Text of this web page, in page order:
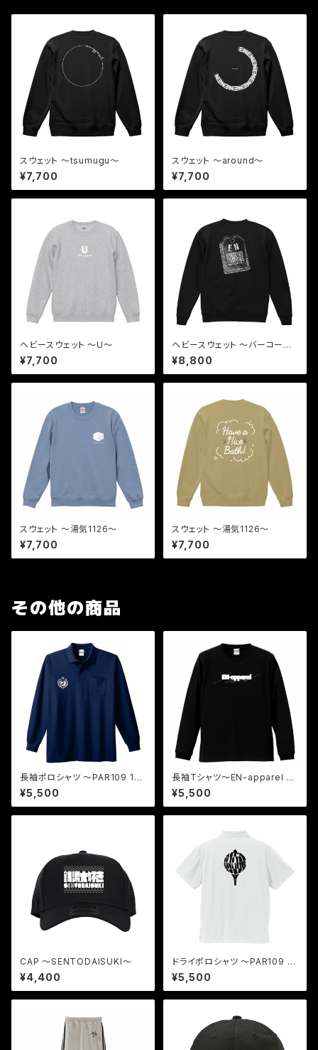
スウェット 〜tsumugu〜
¥7,700
スウェット 〜around〜
¥7,700
ヘビースウェット 〜U〜
¥7,700
ヘビースウェット 〜バーコー
ド〜
¥8,800
スウェット 〜湯気1126〜
¥7,700
スウェット 〜湯気1126〜
¥7,700
その他の商品
長袖ポロシャツ 〜PAR109 1
H〜
¥5,500
長袖Tシャツ〜EN-apparel P
OP〜
¥5,500
CAP 〜SENTODAISUKI〜
¥4,400
ドライポロシャツ 〜PAR109 3
H〜
¥5,500